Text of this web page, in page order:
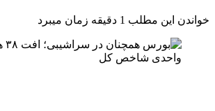
خواندن این مطلب 1 دقیقه زمان میبرد